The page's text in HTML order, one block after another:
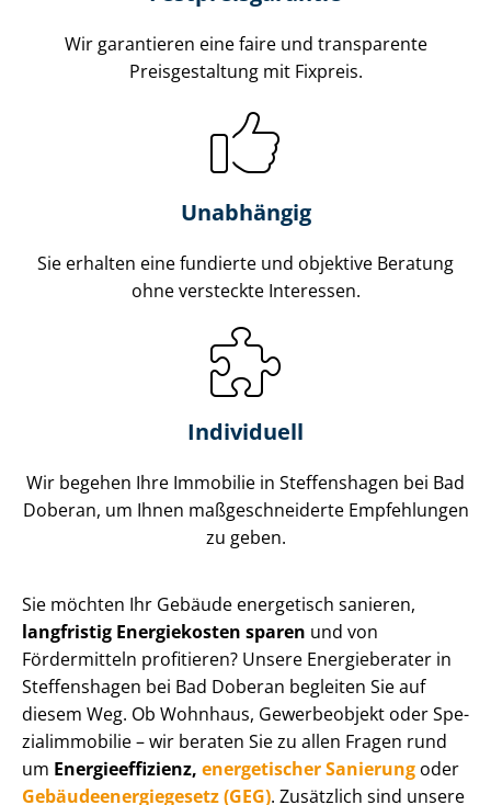
Wir garantieren eine faire und transparente
Preisgestaltung mit Fixpreis.
Unabhängig
Sie erhalten eine fundierte und objektive Beratung
ohne versteckte Interessen.
Individuell
Wir begehen Ihre Immobilie in Steffenshagen bei Bad
Doberan, um Ihnen maß­ge­schnei­der­te Empfehlungen
zu geben.
Sie möchten Ihr Gebäude energetisch sanieren,
langfristig Energiekosten sparen und von
Fördermitteln profitieren? Unsere Energieberater in
Steffenshagen bei Bad Doberan begleiten Sie auf
diesem Weg. Ob Wohnhaus, Gewerbeobjekt oder Spe­
zi­al­im­mo­bi­lie – wir beraten Sie zu allen Fragen rund
um En­er­gie­ef­fi­zi­enz, energetischer Sanierung oder
Ge­bäu­de­en­er­gie­ge­setz (GEG). Zusätzlich sind unsere